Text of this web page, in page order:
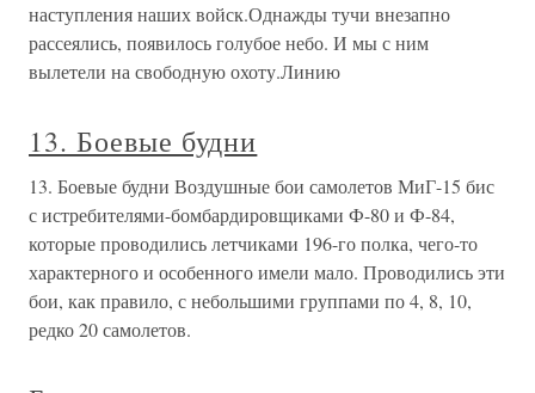
наступления наших войск.Однажды тучи внезапно
рассеялись, появилось голубое небо. И мы с ним
вылетели на свободную охоту.Линию
13. Боевые будни
13. Боевые будни Воздушные бои самолетов МиГ-15 бис
с истребителями-бомбардировщиками Ф-80 и Ф-84,
которые проводились летчиками 196-го полка, чего-то
характерного и особенного имели мало. Проводились эти
бои, как правило, с небольшими группами по 4, 8, 10,
редко 20 самолетов.